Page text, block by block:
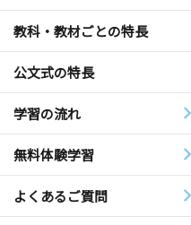
教科・教材ごとの特長
公文式の特長
学習の流れ
無料体験学習
よくあるご質問